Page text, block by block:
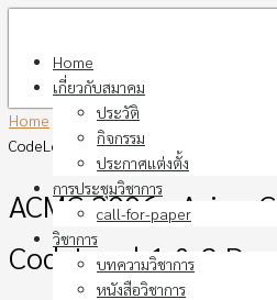
contentHome
เกี่ยวกับสมาคม
ประวัติ
กิจกรรม
ประกาศแต่งตั้ง
การประชุมวิชาการ
call-for-paper
วิชาการ
บทความวิชาการ
หนังสือวิชาการ
Home
Products tagged “ACMC 2006 :
CodeLevel 1 & 2 Documents”
ACMC 2006 : Asian
CodeLevel 1 & 2